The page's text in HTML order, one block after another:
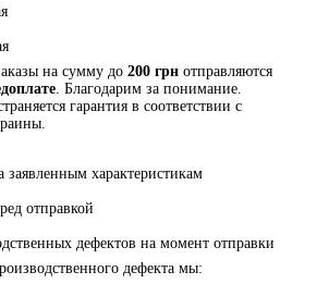
на сумму до 200 грн отправляются
. Благодарим за понимание.
гарантия в соответствии с
заявленным характеристикам
отправкой
дефектов на момент отправки
дефекта мы: